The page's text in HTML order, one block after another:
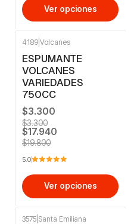
Ver opciones
4189 Volcanes
ESPUMANTE
VOLCANES
VARIEDADES
750CC
$3.300
$3.300
$17.940
$19.800
5.0
Ver opciones
3575 Santa Emiliana